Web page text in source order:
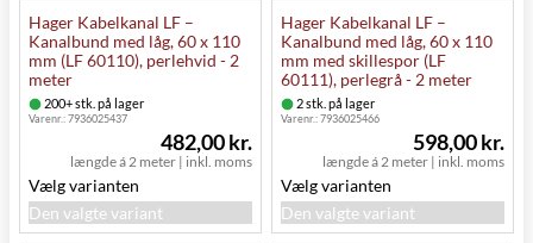
Hager Kabelkanal LF –
Kanalbund med låg, 60 x 110
mm (LF 60110), perlehvid - 2
meter
200+ stk. på lager
Varenr.:7936025437
længde á 2 meter | inkl. moms
482,00 kr.
Vælg varianten
Den valgte variant
Hager Kabelkanal LF –
Kanalbund med låg, 60 x 110
mm med skillespor (LF
60111), perlegrå - 2 meter
2 stk. på lager
Varenr.:7936025466
længde á 2 meter | inkl. moms
598,00 kr.
Vælg varianten
Den valgte variant